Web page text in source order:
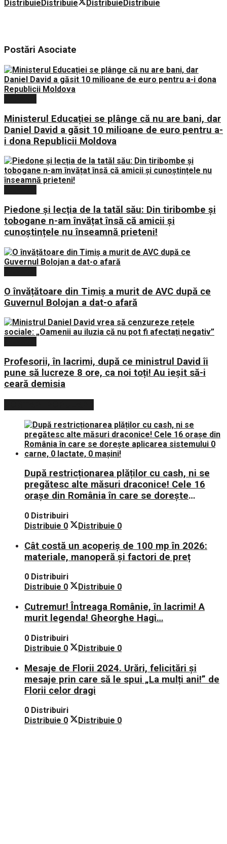
Distribuie Distribuie Distribuie Distribuie
PostăriAsociate
Ministerul Educației se plânge că nu are bani, dar
Daniel David a găsit 10 milioane de euro pentru a-
i dona Republicii Moldova
Piedone și lecția de la tatăl său: Din tiribombe și
tobogane n-am învățat însă că amicii și
cunoștințele nu înseamnă prieteni!
O învățătoare din Timiș a murit de AVC după ce
Guvernul Bolojan a dat-o afară
Profesorii, în lacrimi, după ce ministrul David îi
pune să lucreze 8 ore, ca noi toți! Au ieșit să-i
ceară demisia
După restricționarea plăților cu cash, ni se
pregătesc alte măsuri draconice! Cele 16
orașe din România în care se dorește
mașini!
0 Distribuiri
Distribuie 0 Distribuie 0
Cât costă un acoperiș de 100 mp în 2026:
materiale, manoperă și factori de preț
0 Distribuiri
Distribuie 0 Distribuie 0
Cutremur! Întreaga Românie, în lacrimi! A
murit legenda! Gheorghe Hagi…
0 Distribuiri
Distribuie 0 Distribuie 0
Mesaje de Florii 2024. Urări, felicitări și
mesaje prin care să le spui „La mulți ani!” de
Florii celor dragi
0 Distribuiri
Distribuie 0 Distribuie 0